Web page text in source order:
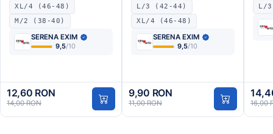
XL/4 (46-48)
M/2 (38-40)
SERENA EXIM
9,5/10
12,60 RON
14,00 RON
L/3 (42-44)
XL/4 (46-48)
SERENA EXIM
9,5/10
9,90 RON
11,00 RON
L/
16,00